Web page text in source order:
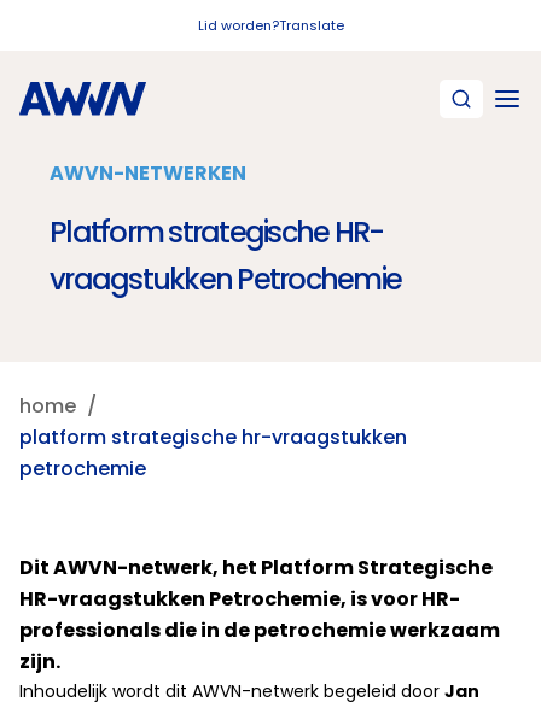
Lid worden?Translate
AWVN-NETWERKEN
Platform strategische HR-
vraagstukken Petrochemie
home
platform strategische hr-vraagstukken
petrochemie
Dit AWVN-netwerk, het Platform Strategische
HR-vraagstukken Petrochemie, is voor HR-
professionals die in de petrochemie werkzaam
zijn.
Inhoudelijk wordt dit AWVN-netwerk begeleid door Jan